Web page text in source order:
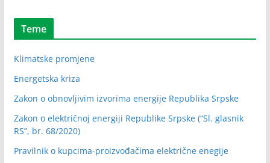
Teme
Klimatske promjene
Energetska kriza
Zakon o obnovljivim izvorima energije Republika Srpske
Zakon o električnoj energiji Republike Srpske (“Sl. glasnik
RS”, br. 68/2020)
Pravilnik o kupcima-proizvođačima električne enegije